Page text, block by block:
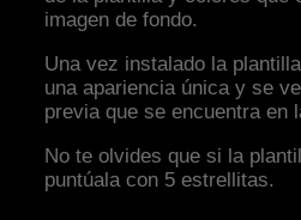
imagen de fondo.
Una vez instalado la
una apariencia única y se
previa que se encuentra en
No te olvides que si la
puntúala con 5 estrellitas.